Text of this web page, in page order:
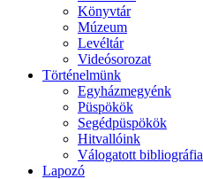
Könyvtár
Múzeum
Levéltár
Videósorozat
Történelmünk
Egyházmegyénk
Püspökök
Segédpüspökök
Hitvallóink
Válogatott bibliográfia
Lapozó